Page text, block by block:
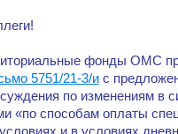
фонды ОМС
5751/21-3/ис
по изменениям в
«по способам оплаты